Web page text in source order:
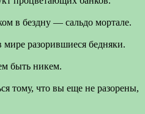
в бездну — сальдо мортале.
разорившиеся бедняки.
быть никем.
тому, что вы еще не разорены,